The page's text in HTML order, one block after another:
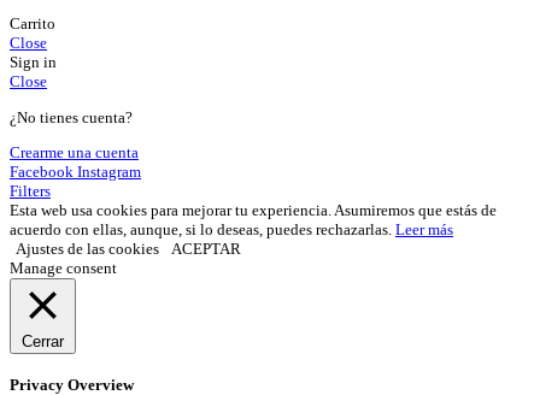
Carrito
Close
Sign in
Close
¿No tienes cuenta?
Crearme una cuenta
Facebook Instagram
Filters
Esta web usa cookies para mejorar tu experiencia. Asumiremos que estás de
acuerdo con ellas, aunque, si lo deseas, puedes rechazarlas. Leer más
Ajustes de las cookies
ACEPTAR
Manage consent
Cerrar
Privacy Overview